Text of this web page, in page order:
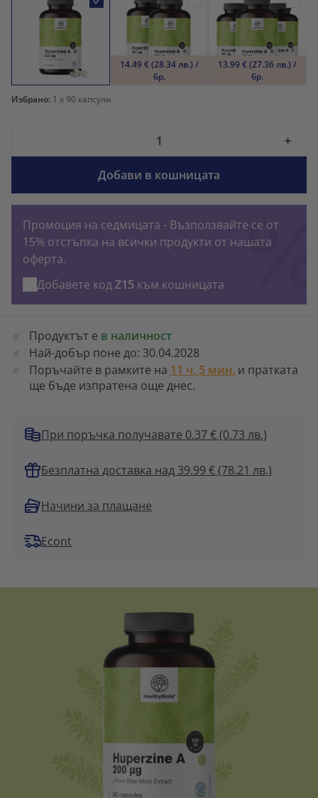
14.49 € (28.34 лв.) /
бр.
13.99 € (27.36 лв.) /
бр.
Избрано: 1 x 90 капсули
+
Добави в кошницата
Промоция на седмицата - Възползвайте се от
15% отстъпка на всички продукти от нашата
оферта.
Добавете кодZ15 към кошницата
Продуктът е в наличност
Най-добър поне до: 30.04.2028
Поръчайте в рамките на 11 ч. 5 мин. и пратката
ще бъде изпратена още днес.
При поръчка получавате 0.37 €(0.73 лв.)
Безплатна доставка над 39.99 € (78.21 лв.)
Начини за плащане
Econt